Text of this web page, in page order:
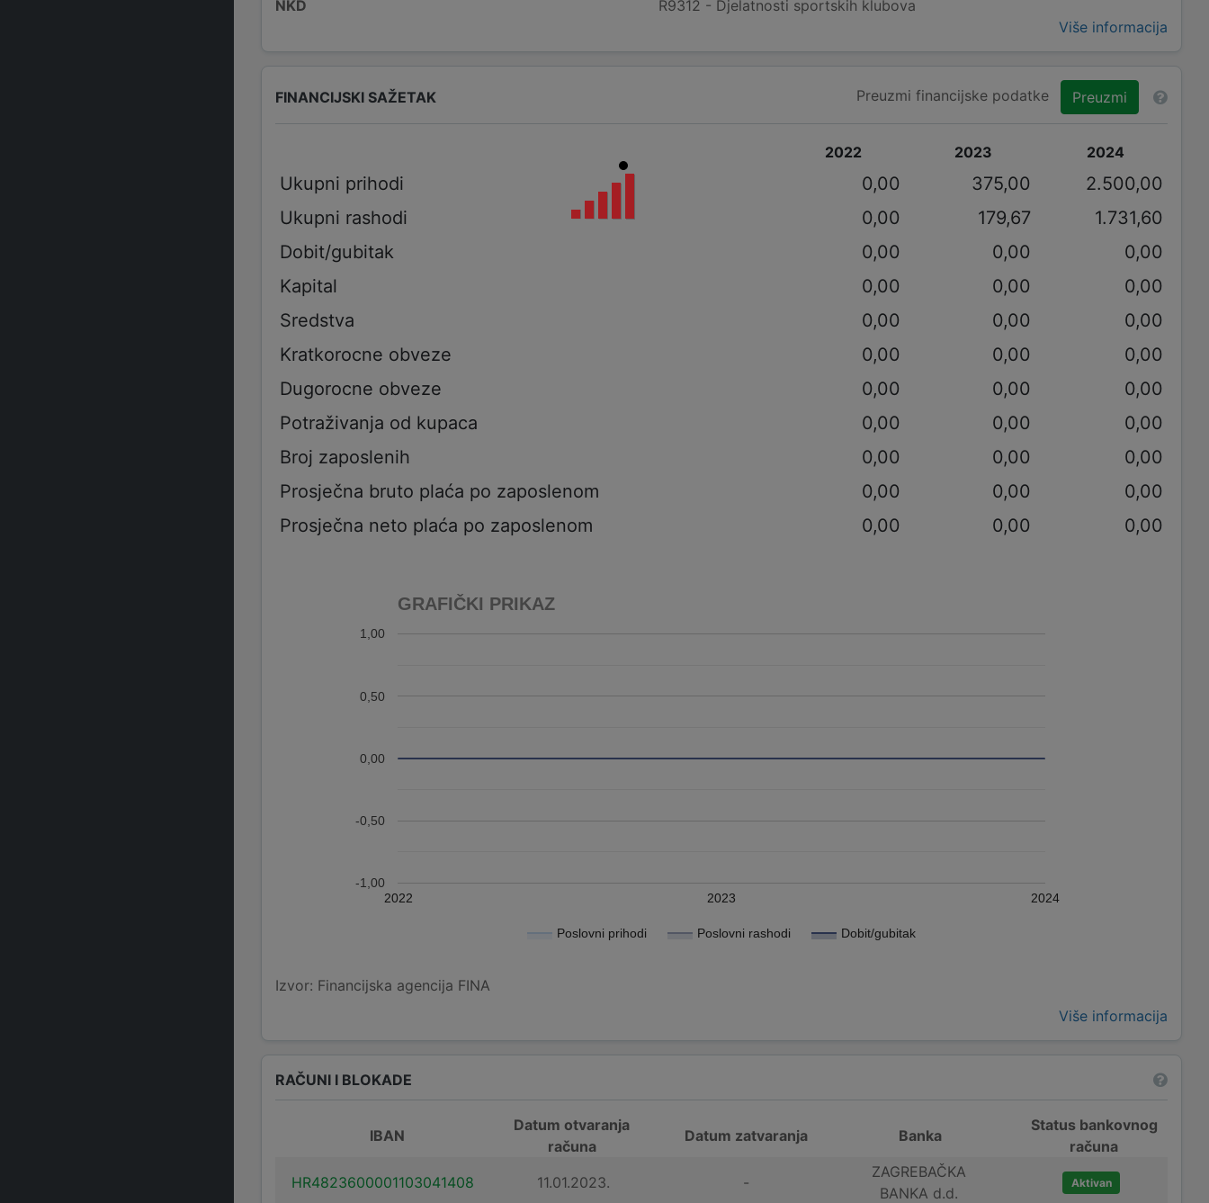
NKD
R9312 - Djelatnosti sportskih klubova
Više informacija
FINANCIJSKI SAŽETAK Preuzmi financijske podatke Preuzmi
2022 2023 2024
Ukupni prihodi 0,00 375,00
2.500,00
Ukupni rashodi
0,00 179,67
1.731,60
Dobit/gubitak
0,00 0,00
0,00
Kapital
0,00 0,00
0,00
Sredstva
0,00 0,00
0,00
Kratkorocne obveze
0,00 0,00
0,00
Dugorocne obveze
0,00 0,00
0,00
Potraživanja od kupaca
0,00 0,00
0,00
Broj zaposlenih
0,00 0,00
0,00
Prosječna bruto plaća po zaposlenom
0,00 0,00
0,00
Prosječna neto plaća po zaposlenom
0,00 0,00 0,00
GRAFIČKI PRIKAZ
Poslovni prihodi Poslovni rashodi Dobit/gubitak
2022 2023 2024
-1,00
-0,50
0,00
0,50
1,00
Izvor: Financijska agencija FINA
Više informacija
RAČUNI I BLOKADE
IBAN
Datum otvaranja
računa
Datum zatvaranja Banka
Status bankovnog
računa
HR4823600001103041408
11.01.2023. -
ZAGREBAČKA
BANKA d.d.
Aktivan